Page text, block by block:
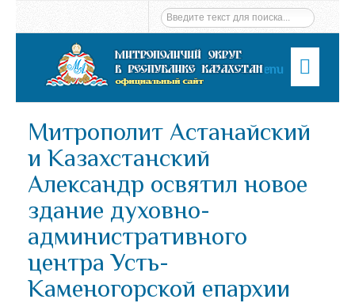
Menu
Митрополит Астанайский
и Казахстанский
Александр освятил новое
здание духовно-
административного
центра Усть-
Каменогорской епархии